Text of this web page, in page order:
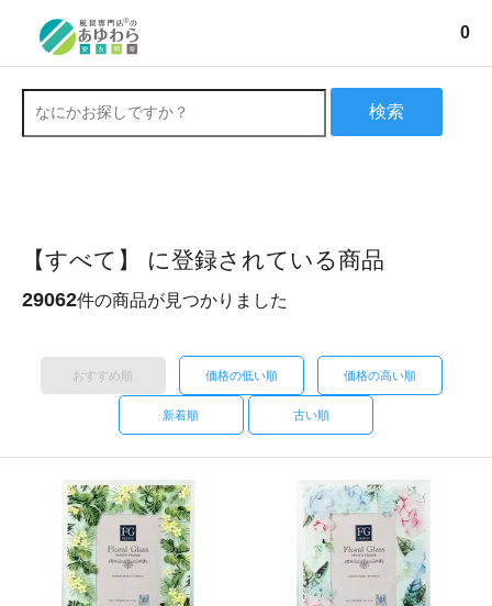
0
検索
【すべて】 に登録されている商品
29062件の商品が見つかりました
おすすめ順 価格の低い順 価格の高い順
新着順 古い順